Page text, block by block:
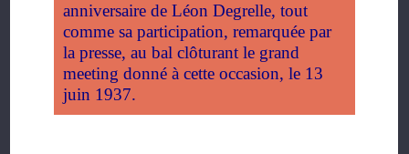
anniversaire de Léon Degrelle, tout
comme sa participation, remarquée par
la presse, au bal clôturant le grand
meeting donné à cette occasion, le 13
juin 1937.